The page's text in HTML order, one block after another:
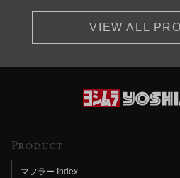
VIEW ALL
Product
マフラー Index